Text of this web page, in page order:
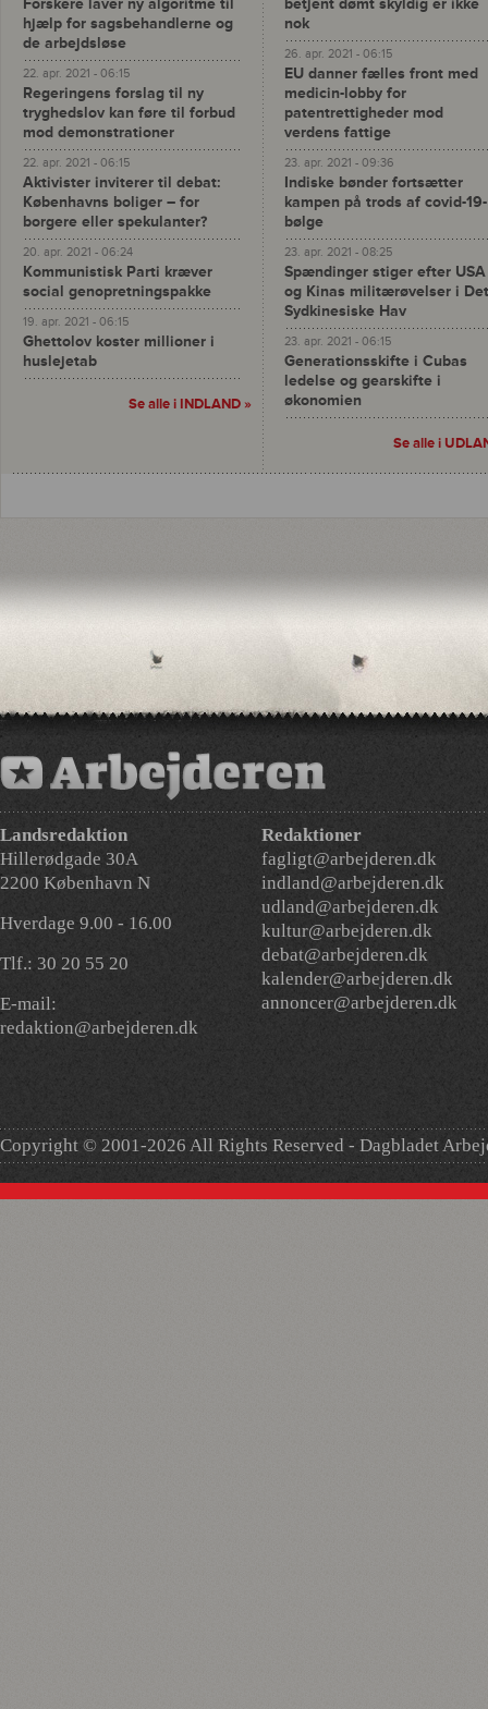
Forskere laver ny algoritme til
hjælp for sagsbehandlerne og
de arbejdsløse
22. apr. 2021 - 06:15
Regeringens forslag til ny
tryghedslov kan føre til forbud
mod demonstrationer
22. apr. 2021 - 06:15
Aktivister inviterer til debat:
Københavns boliger – for
borgere eller spekulanter?
20. apr. 2021 - 06:24
Kommunistisk Parti kræver
social genopretningspakke
19. apr. 2021 - 06:15
Ghettolov koster millioner i
huslejetab
Se alle i INDLAND »
betjent dømt skyldig er ikke
nok
26. apr. 2021 - 06:15
EU danner fælles front med
medicin-lobby for
patentrettigheder mod
verdens fattige
23. apr. 2021 - 09:36
Indiske bønder fortsætter
kampen på trods af covid-19-
bølge
23. apr. 2021 - 08:25
Spændinger stiger efter USA
og Kinas militærøvelser i Det
Sydkinesiske Hav
23. apr. 2021 - 06:15
Generationsskifte i Cubas
ledelse og gearskifte i
økonomien
Se alle i
Landsredaktion
Hillerødgade 30A
2200 København N
Hverdage 9.00 - 16.00
Tlf.: 30 20 55 20
E-mail:
redaktion@arbejderen.dk
Redaktioner
fagligt@arbejderen.dk
indland@arbejderen.dk
udland@arbejderen.dk
kultur@arbejderen.dk
debat@arbejderen.dk
kalender@arbejderen.dk
annoncer@arbejderen.dk
Copyright © 2001-2026 All Rights Reserved - Dagbladet